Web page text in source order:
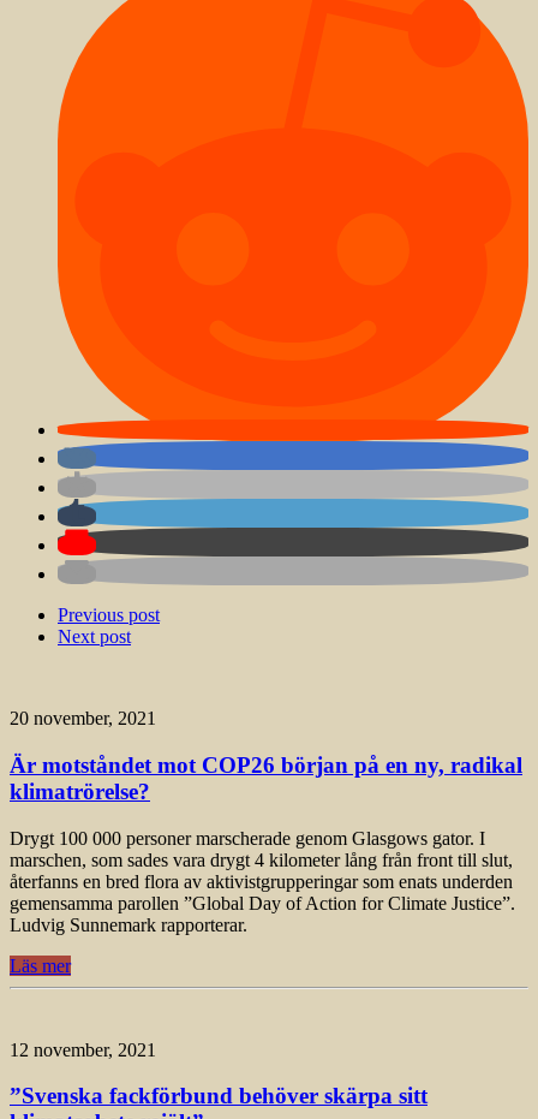
Previous post
Next post
20 november, 2021
Är motståndet mot COP26 början på en ny, radikal
klimatrörelse?
Drygt 100 000 personer marscherade genom Glasgows gator. I
marschen, som sades vara drygt 4 kilometer lång från front till slut,
återfanns en bred flora av aktivistgrupperingar som enats underden
gemensamma parollen ”Global Day of Action for Climate Justice”.
Ludvig Sunnemark rapporterar.
Läs mer
12 november, 2021
”Svenska fackförbund behöver skärpa sitt